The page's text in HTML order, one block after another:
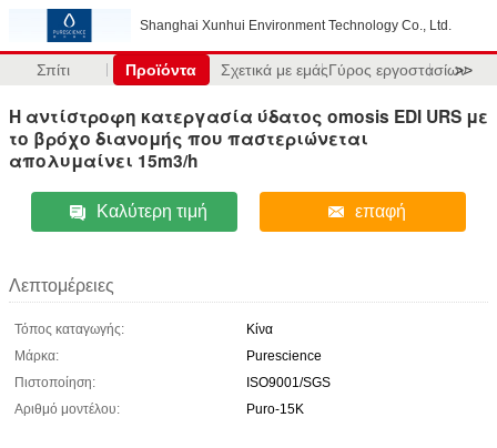
Shanghai Xunhui Environment Technology Co., Ltd.
Σπίτι Προϊόντα Σχετικά με εμάςΓύρος εργοστασίων
>>
Η αντίστροφη κατεργασία ύδατος omosis EDI URS με
το βρόχο διανομής που παστεριώνεται
απολυμαίνει 15m3/h
Καλύτερη τιμή επαφή
Λεπτομέρειες
Τόπος καταγωγής:
Κίνα
Μάρκα:
Purescience
Πιστοποίηση:
ISO9001/SGS
Αριθμό μοντέλου:
Puro-15K